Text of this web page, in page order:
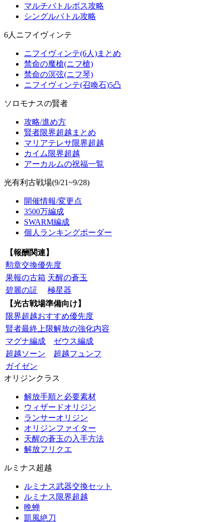
マルチバトルボス攻略
シングルバトル攻略
6人ニフイヴィンテ
ニフイヴィンテ(6人)まとめ
禁命の魔槍(ニフ槍)
禁命の溟弦(ニフ琴)
ニフイヴィンテ(召喚石)5凸
ソロモナスの賢者
攻略/進め方
賢者限界超越まとめ
マリアテレサ限界超越
カイム限界超越
アーカルムの祝福一覧
光有利古戦場(9/21~9/28)
開催情報/変更点
3500万編成
SWARM編成
個人ランキングボーダー
【報酬関連】
勲章交換優先度
果報の古箱 天醒の蒼玉
碧麗の証
極星器
【光古戦場準備向け】
限界超越おすすめ優先度
賢者最終上限解放の強化内容
マグナ編成
ゼウス編成
超越ソーン
超越フュンフ
ガイゼン
オリジンクラス
解放手順と必要素材
ウィザードオリジン
ランサーオリジン
オリジンファイター
天醒の蒼玉の入手方法
解放フリクエ
ルミナス超越
ルミナス武器交換セット
ルミナス限界超越
晩蝉
凱風絶刀